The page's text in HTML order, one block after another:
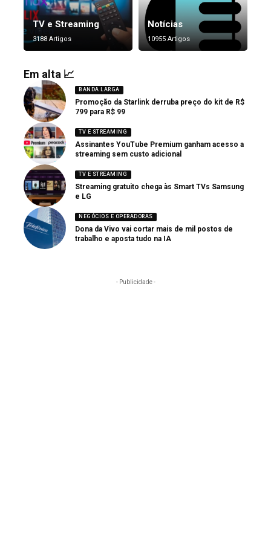
TV e Streaming
3188 Artigos
Notícias
10955 Artigos
Em alta 📈
BANDA LARGA
Promoção da Starlink derruba preço do kit de R$
799 para R$ 99
TV E STREAMING
Assinantes YouTube Premium ganham acesso a
streaming sem custo adicional
TV E STREAMING
Streaming gratuito chega às Smart TVs Samsung
e LG
NEGÓCIOS E OPERADORAS
Dona da Vivo vai cortar mais de mil postos de
trabalho e aposta tudo na IA
- Publicidade -